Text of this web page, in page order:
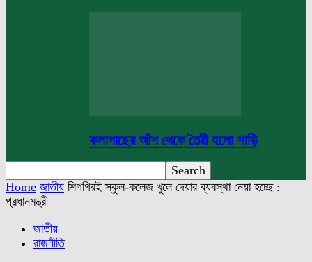
কলাগাছের আঁশ থেকে তৈরী হলো শাড়ি
Home জাতীয় শিগগিরই স্কুল-কলেজ খুলে দেয়ার ব্যবস্থা নেয়া হচ্ছে :
প্রধানমন্ত্রী
জাতীয়
রাজনীতি